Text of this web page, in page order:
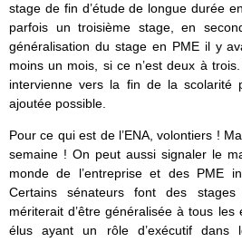
stage de fin d’étude de longue durée
parfois un troisième stage, en
généralisation du stage en PME il y
moins un mois, si ce n’est deux à
intervienne vers la fin de la scolarité
ajoutée possible.
Pour ce qui est de l’ENA, volontiers !
semaine ! On peut aussi signaler le
monde de l’entreprise et des PME
Certains sénateurs font des stages
mériterait d’être généralisée à tous les
élus ayant un rôle d’exécutif dans